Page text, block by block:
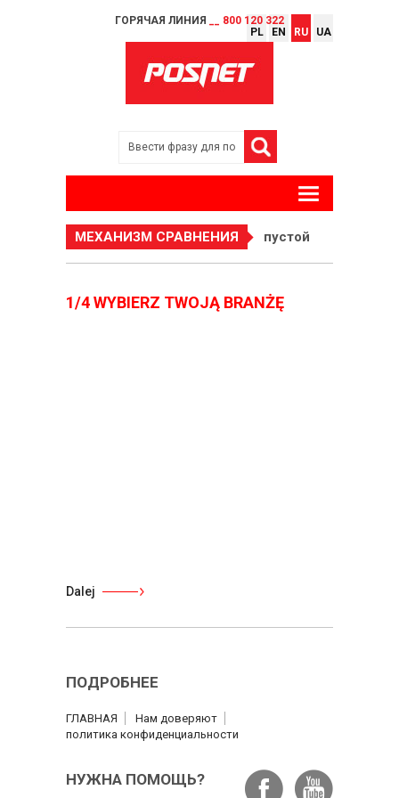
ГОРЯЧАЯ ЛИНИЯ __ 800 120 322
PL
EN RU UA
МЕХАНИЗМ СРАВНЕНИЯ пустой
1/4 WYBIERZ TWOJĄ BRANŻĘ
Dalej
ПОДРОБНЕЕ
ГЛАВНАЯ
Нам доверяют
политика конфиденциальности
НУЖНА ПОМОЩЬ?